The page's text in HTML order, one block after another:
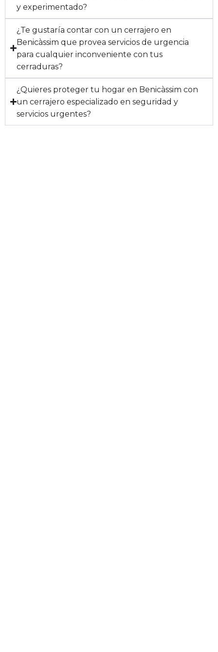
y experimentado?
¿Te gustaría contar con un cerrajero en
Benicàssim que provea servicios de urgencia
para cualquier inconveniente con tus
cerraduras?
¿Quieres proteger tu hogar en Benicàssim con
un cerrajero especializado en seguridad y
servicios urgentes?